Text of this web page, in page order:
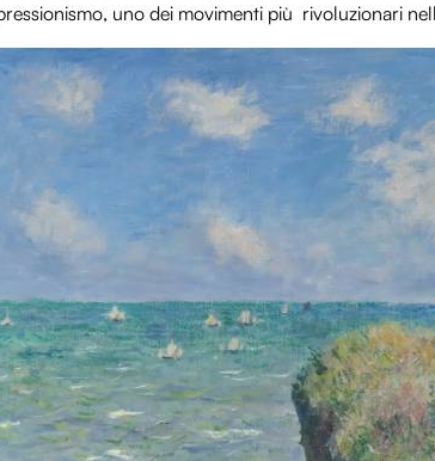
uno dei movimenti più rivoluzionari